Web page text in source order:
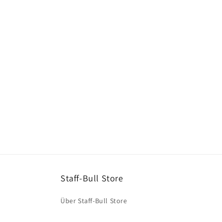
Staff-Bull Store
Über Staff-Bull Store